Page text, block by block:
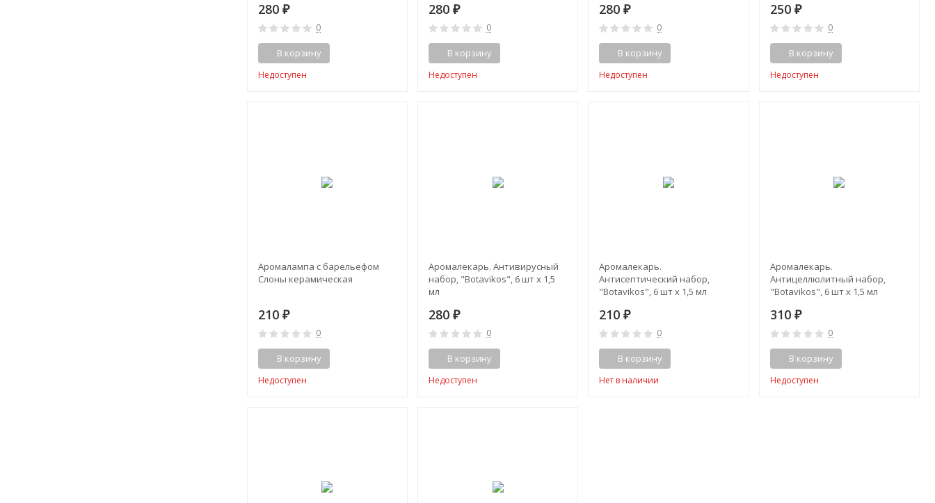
280 ₽
0
В корзину
Недоступен
280 ₽
0
В корзину
Недоступен
280₽
0
В корзину
Недоступен
250 ₽
0
В корзину
Недоступен
Аромалампа с барельефом
Слоны керамическая
210 ₽
0
В корзину
Недоступен
Аромалекарь. Антивирусный
набор, "Botavikos", 6 шт x 1,5
мл
280 ₽
0
В корзину
Недоступен
Аромалекарь.
Антисептический набор,
"Botavikos", 6 шт x 1,5 мл
210₽
0
В корзину
Нет в наличии
Аромалекарь.
Антицеллюлитный набор,
"Botavikos", 6 шт x 1,5 мл
310 ₽
0
В корзину
Недоступен